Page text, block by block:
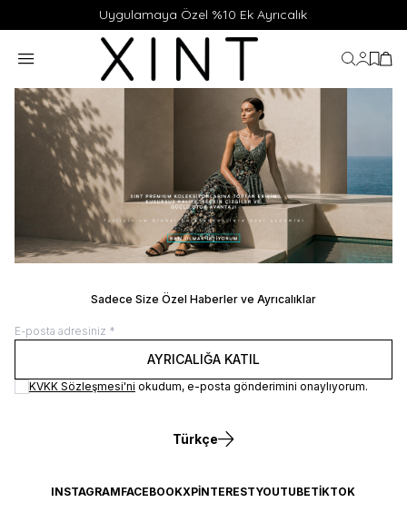
Uygulamaya Özel %10 Ek Ayrıcalık
Sadece Size Özel Haberler ve Ayrıcalıklar
AYRICALIĞA KATIL
KVKK Sözleşmesi'ni okudum, e-posta gönderimini onaylıyorum.
Türkçe
INSTAGRAMFACEBOOKXPINTERESTYOUTUBETIKTOK